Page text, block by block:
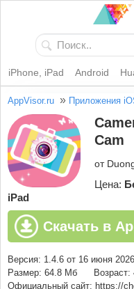
iPhone, iPad Android
AppVisor.ru » Приложения
Cam
от
Цена:
iPad
Скачать в
Версия: 1.4.6 от 16 июня 2026
Размер: 64.8 Мб
Возраст:
Официальный сайт: https://